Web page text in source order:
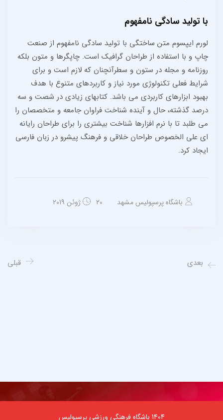
با تولید سادگی نامفهوم
لورم ایپسوم متن ساختگی با تولید سادگی نامفهوم از صنعت
چاپ و با استفاده از طراحان گرافیک است. چاپگرها و متون بلکه
روزنامه و مجله در ستون و سطرآنچنان که لازم است و برای
شرایط فعلی تکنولوژی مورد نیاز و کاربردهای متنوع با هدف
بهبود ابزارهای کاربردی می باشد. کتابهای زیادی در شصت و سه
درصد گذشته، حال و آینده شناخت فراوان جامعه و متخصصان را
می طلبد تا با نرم افزارها شناخت بیشتری را برای طراحان رایانه
ای علی الخصوص طراحان خلاقی و فرهنگ پیشرو در زبان فارسی
ایجاد کرد.
باشگاه پرسپولیس مشهد 20 ژوئن 2019
قبلی بعدی
1404 باشگاه فرهنگی ورزشی پرسپولیس